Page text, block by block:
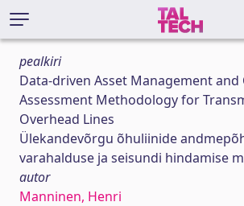
pealkiri
Data-driven Asset Management and
Assessment Methodology for
Overhead Lines
Ülekandevõrgu õhuliinide
varahalduse ja seisundi hindamise
autor
Manninen, Henri